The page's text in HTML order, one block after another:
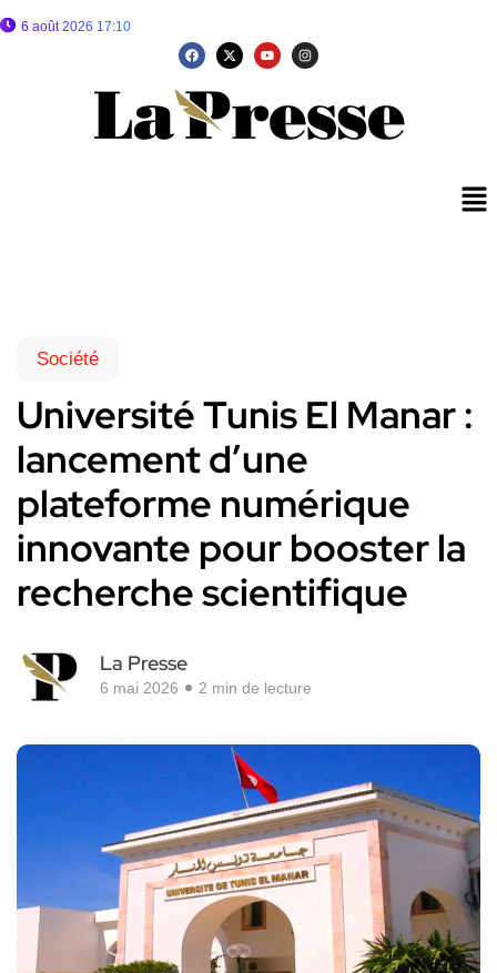
6 août 2026 17:10
Société
Université Tunis El Manar :
lancement d’une
plateforme numérique
innovante pour booster la
recherche scientifique
La Presse
6 mai 2026 2 min de lecture